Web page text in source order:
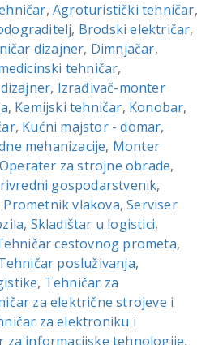
,Agroturistički tehničar,
, Brodski električar,
dizajner, Dimnjačar,
tehničar,
, Izrađivač-monter
, Kemijski tehničar, Konobar,
, Kućni majstor - domar,
mehanizacije, Monter
Operater za strojne obrade,
gospodarstvenik,
Prometnik vlakova,Serviser
, Skladištar u logistici,
cestovnog prometa,
posluživanja,
, Tehničar za
za električne strojeve i
za elektroniku i
za informacijske tehnologije,